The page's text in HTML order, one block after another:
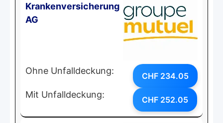
Krankenversicherung
AG
Ohne Unfalldeckung: CHF 234.05
Mit Unfalldeckung: CHF 252.05